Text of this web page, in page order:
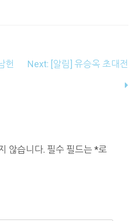
헌
Next: [알림] 유승옥 초대전
않습니다. 필수 필드는 *로